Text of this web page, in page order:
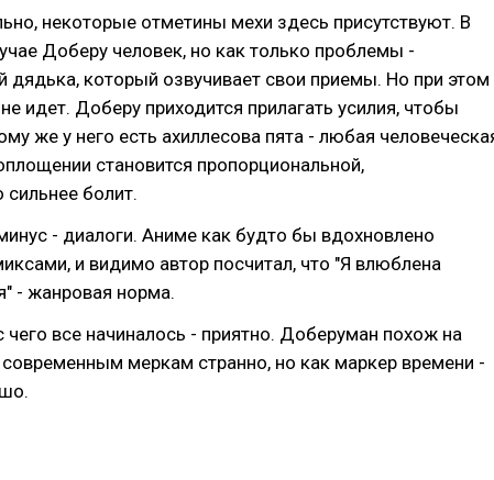
некоторые отметины мехи здесь присутствуют. В
Доберу человек, но как только проблемы -
дядька, который озвучивает свои приемы. Но при этом
идет. Доберу приходится прилагать усилия, чтобы
же у него есть ахиллесова пята - любая
становится пропорциональной,
сильнее болит.
- диалоги. Аниме как будто бы вдохновлено
и видимо автор посчитал, что "Я влюблена
- жанровая норма.
чего все начиналось - приятно. Доберуман похож на
меркам странно, но как маркер времени -